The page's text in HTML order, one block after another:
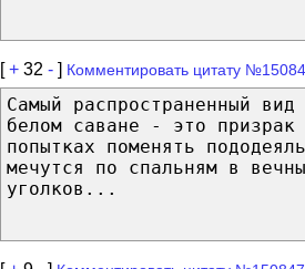
[+ 32 - ] Комментировать цитату
Самый распространенный вид
белом саване - это
попытках поменять
мечутся по спальням в
уголков...